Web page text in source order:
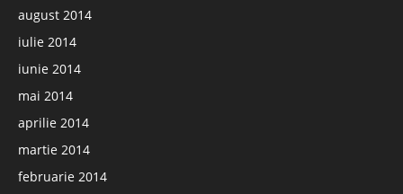
august 2014
iulie 2014
iunie 2014
mai 2014
aprilie 2014
martie 2014
februarie 2014